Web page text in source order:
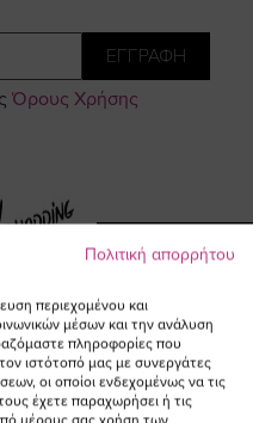
ΕΓΓΡΑΦΗ
Όρους Χρήσης
Visit
https://
Visit
our
Πολιτική απορρήτου
περιεχομένου και
μέσων και την ανάλυση
πληροφορίες που
ιστότοπό μας με συνεργάτες
οι οποίοι ενδεχομένως να τις
έχετε παραχωρήσει ή τις
μέρους σας χρήση των